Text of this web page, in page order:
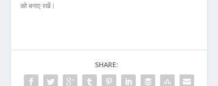
को बनाए रखें।
SHARE: